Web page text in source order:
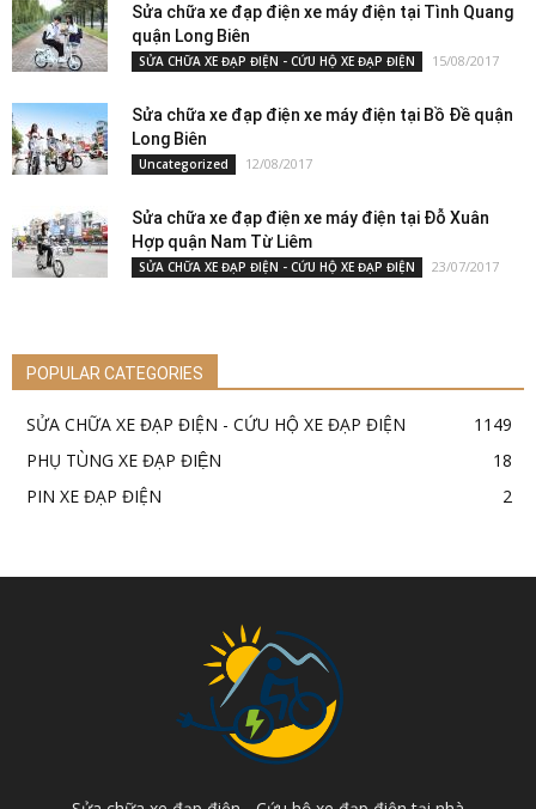
Sửa chữa xe đạp điện xe máy điện tại Tình Quang
quận Long Biên
SỬA CHỮA XE ĐẠP ĐIỆN - CỨU HỘ XE ĐẠP ĐIỆN 15/08/2017
Sửa chữa xe đạp điện xe máy điện tại Bồ Đề quận
Long Biên
Uncategorized 12/08/2017
Sửa chữa xe đạp điện xe máy điện tại Đỗ Xuân
Hợp quận Nam Từ Liêm
SỬA CHỮA XE ĐẠP ĐIỆN - CỨU HỘ XE ĐẠP ĐIỆN 23/07/2017
POPULAR CATEGORIES
SỬA CHỮA XE ĐẠP ĐIỆN - CỨU HỘ XE ĐẠP ĐIỆN
1149
PHỤ TÙNG XE ĐẠP ĐIỆN
18
PIN XE ĐẠP ĐIỆN
2